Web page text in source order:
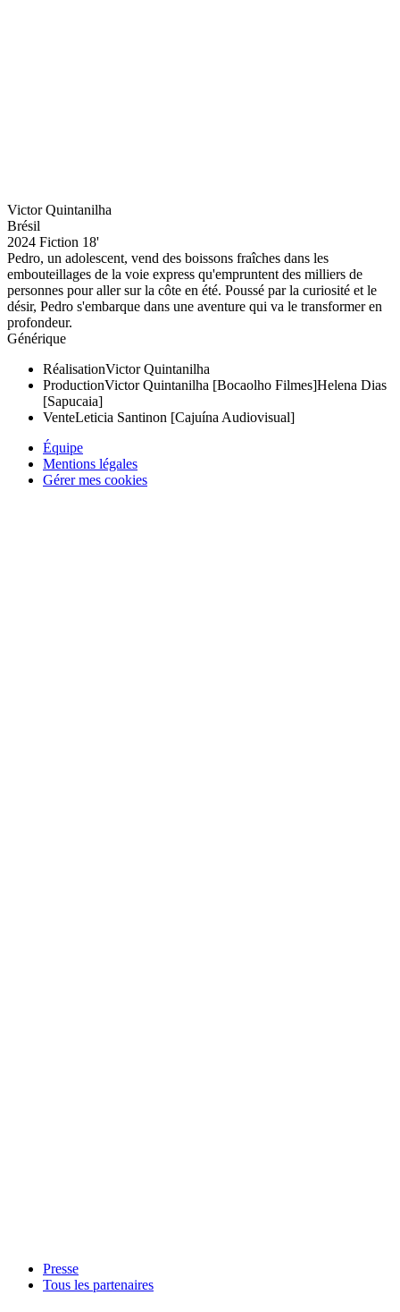
Victor Quintanilha
Brésil
2024 Fiction 18'
Pedro, un adolescent, vend des boissons fraîches dans les
embouteillages de la voie express qu'empruntent des milliers de
personnes pour aller sur la côte en été. Poussé par la curiosité et le
désir, Pedro s'embarque dans une aventure qui va le transformer en
profondeur.
Générique
RéalisationVictor Quintanilha
ProductionVictor Quintanilha [Bocaolho Filmes]Helena Dias
[Sapucaia]
VenteLeticia Santinon [Cajuína Audiovisual]
Équipe
Mentions légales
Gérer mes cookies
Presse
Tous les partenaires